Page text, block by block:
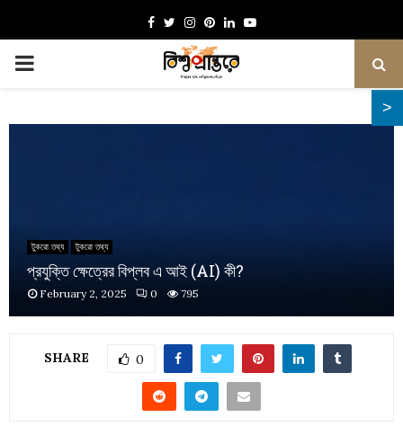
Facebook
TwitterInstagram
Pinterest
LinkedinYoutube
PRIMARY
টুকরো তথ্য টুকরো তথ্য
প্রযুক্তি ক্ষেত্রের বিপ্লব এ আই (AI) কী?
February 2, 2025 0 795
SHARE 0